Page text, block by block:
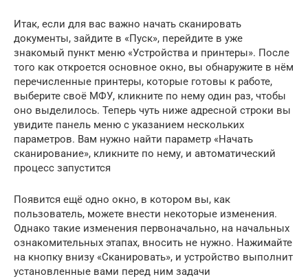
Итак, если для вас важно начать сканировать
документы, зайдите в «Пуск», перейдите в уже
знакомый пункт меню «Устройства и принтеры». После
того как откроется основное окно, вы обнаружите в нём
перечисленные принтеры, которые готовы к работе,
выберите своё МФУ, кликните по нему один раз, чтобы
оно выделилось. Теперь чуть ниже адресной строки вы
увидите панель меню с указанием нескольких
параметров. Вам нужно найти параметр «Начать
сканирование», кликните по нему, и автоматический
процесс запустится
Появится ещё одно окно, в котором вы, как
пользователь, можете внести некоторые изменения.
Однако такие изменения первоначально, на начальных
ознакомительных этапах, вносить не нужно. Нажимайте
на кнопку внизу «Сканировать», и устройство выполнит
установленные вами перед ним задачи